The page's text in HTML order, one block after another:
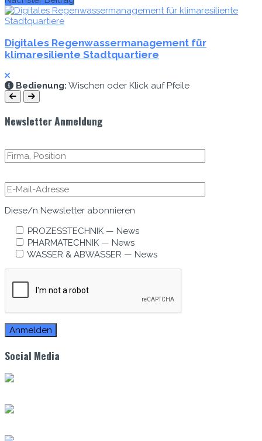
Digitales Regenwassermanagement für
klimaresiliente Stadtquartiere
Bedi­enung: Wis­chen oder Klick auf Pfeile
Newsletter Anmeldung
Diese/n Newslet­ter abonnieren
PROZESSTECHNIK — News
PHARMATECHNIK — News
WASSER & ABWASSER — News
Social Media